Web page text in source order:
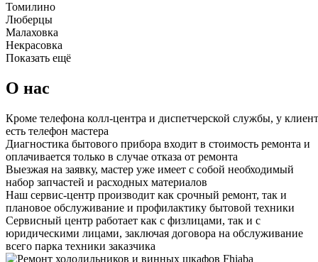
Томилино
Люберцы
Малаховка
Некрасовка
Показать ещё
О нас
Кроме телефона колл-центра и диспетчерской службы, у
есть телефон мастера
Диагностика бытового прибора входит в стоимость ремонта и
оплачивается только в случае отказа от ремонта
Выезжая на заявку, мастер уже имеет с собой необходимый
набор запчастей и расходных материалов
Наш сервис-центр производит как срочный ремонт, так и
плановое обслуживание и профилактику бытовой техники
Сервисный центр работает как с физлицами, так и с
юридическими лицами, заключая договора на обслуживание
всего парка техники заказчика